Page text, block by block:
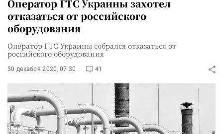
Оператор ГТС Украины захотел
отказаться от российского
оборудования
Оператор ГТС Украины собрался отказаться от
российского оборудования
30 декабря 2020, 07:30 41